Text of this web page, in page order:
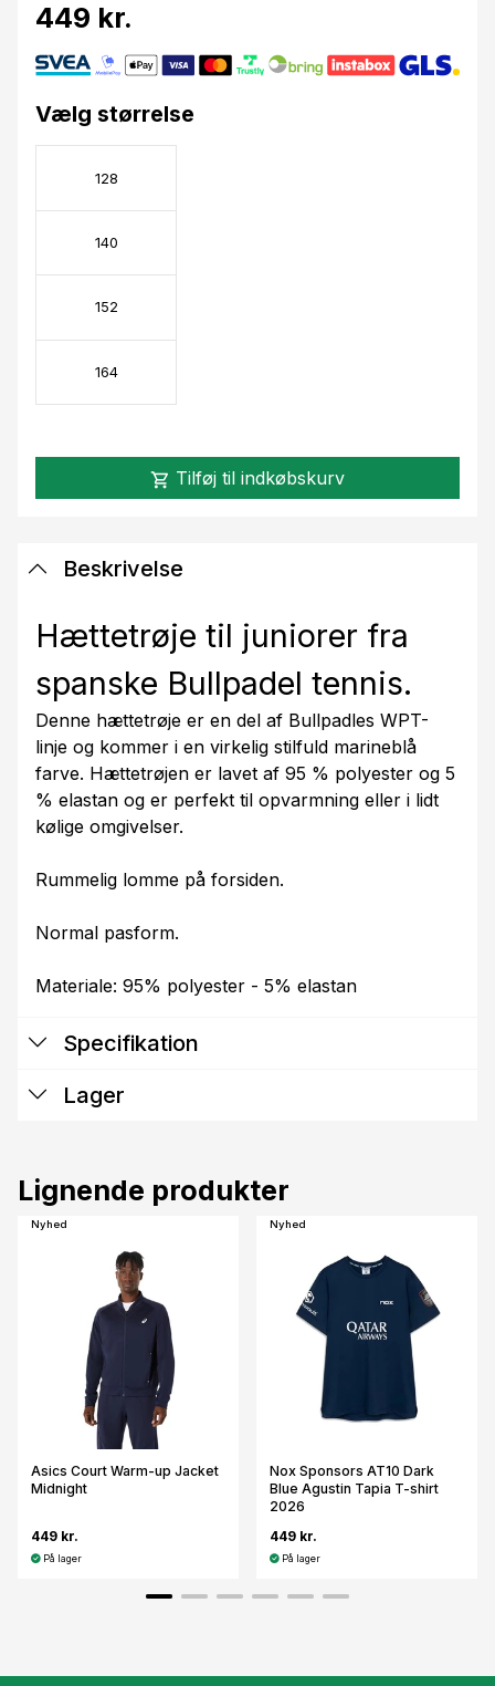
449 kr.
Vælg størrelse
128
140
152
164
shopping_cart Tilføj til indkøbskurv
Beskrivelse
Hættetrøje til juniorer fra
spanske Bullpadel tennis.
Denne hættetrøje er en del af Bullpadles WPT-
linje og kommer i en virkelig stilfuld marineblå
farve. Hættetrøjen er lavet af 95 % polyester og 5
% elastan og er perfekt til opvarmning eller i lidt
kølige omgivelser.
Rummelig lomme på forsiden.
Normal pasform.
Materiale: 95% polyester - 5% elastan
Specifikation
Lager
Lignende produkter
Nyhed
Asics Court Warm-up Jacket
Midnight
449 kr.
På lager
Nyhed
Nox Sponsors AT10 Dark
Blue Agustin Tapia T-shirt
2026
449 kr.
På lager